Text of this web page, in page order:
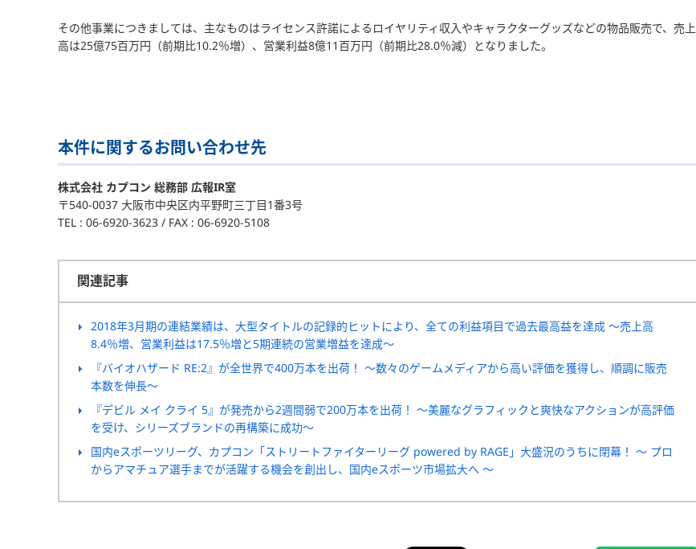
その他事業につきましては、主なものはライセンス許諾によるロイヤリティ収入やキャラクターグッズなどの物品販売で、売上
高は25億75百万円（前期比10.2％増）、営業利益8億11百万円（前期比28.0％減）となりました。
本件に関するお問い合わせ先
株式会社 カプコン 総務部 広報IR室
〒540-0037 大阪市中央区内平野町三丁目1番3号
TEL : 06-6920-3623 / FAX : 06-6920-5108
関連記事
2018年3月期の連結業績は、大型タイトルの記録的ヒットにより、全ての利益項目で過去最高益を達成 ～売上高
8.4％増、営業利益は17.5％増と5期連続の営業増益を達成～
『バイオハザード RE:2』が全世界で400万本を出荷！ ～数々のゲームメディアから高い評価を獲得し、順調に販売
本数を伸長～
『デビル メイ クライ 5』が発売から2週間弱で200万本を出荷！ ～美麗なグラフィックと爽快なアクションが高評価
を受け、シリーズブランドの再構築に成功～
国内eスポーツリーグ、カプコン「ストリートファイターリーグ powered by RAGE」大盛況のうちに閉幕！ ～ プロ
からアマチュア選手までが活躍する機会を創出し、国内eスポーツ市場拡大へ ～